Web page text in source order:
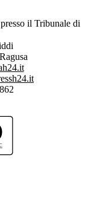
il Tribunale di